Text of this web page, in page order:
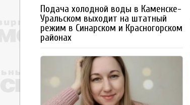
Подача холодной воды в Каменске-
Уральском выходит на штатный
режим в Синарском и Красногорском
районах